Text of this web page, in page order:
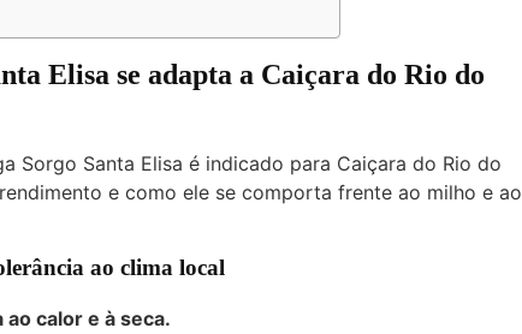
Elisa se adapta a Caiçara do Rio do
Sorgo Santa Elisa é indicado para Caiçara do Rio do
e como ele se comporta frente ao milho e ao
ao clima local
calor e à seca.